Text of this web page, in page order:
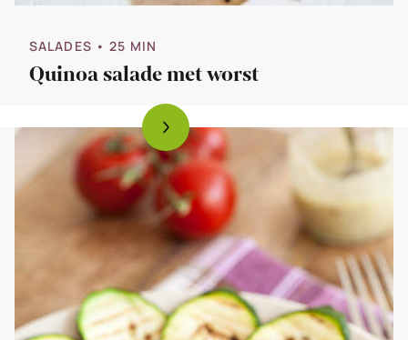
SALADES • 25 MIN
Quinoa salade met worst